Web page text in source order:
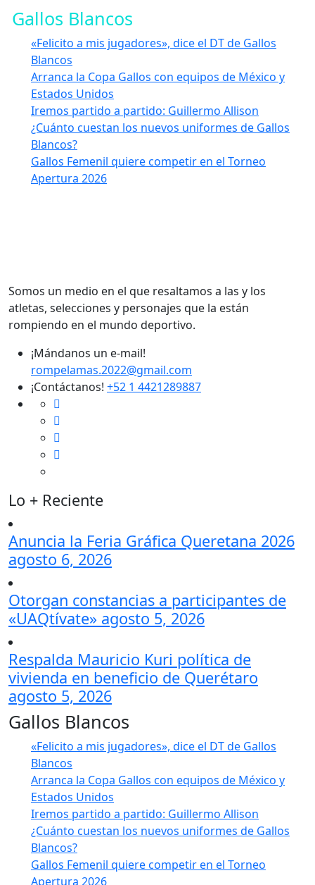
Gallos Blancos
«Felicito a mis jugadores», dice el DT de Gallos
Blancos
Arranca la Copa Gallos con equipos de México y
Estados Unidos
Iremos partido a partido: Guillermo Allison
¿Cuánto cuestan los nuevos uniformes de Gallos
Blancos?
Gallos Femenil quiere competir en el Torneo
Apertura 2026
Somos un medio en el que resaltamos a las y los
atletas, selecciones y personajes que la están
rompiendo en el mundo deportivo.
¡Mándanos un e-mail!
rompelamas.2022@gmail.com
¡Contáctanos! +52 1 4421289887
Lo + Reciente
Anuncia la Feria Gráfica Queretana 2026
agosto 6, 2026
Otorgan constancias a participantes de
«UAQtívate» agosto 5, 2026
Respalda Mauricio Kuri política de
vivienda en beneficio de Querétaro
agosto 5, 2026
Gallos Blancos
«Felicito a mis jugadores», dice el DT de Gallos
Blancos
Arranca la Copa Gallos con equipos de México y
Estados Unidos
Iremos partido a partido: Guillermo Allison
¿Cuánto cuestan los nuevos uniformes de Gallos
Blancos?
Gallos Femenil quiere competir en el Torneo
Apertura 2026